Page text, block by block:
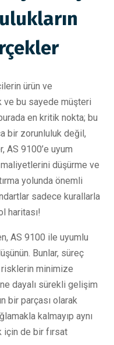
ürün ve
ve bu sayede müşteri
en kritik nokta; bu
bir zorunluluk değil,
AS 9100’e uyum
düşürme ve
yolunda önemli
sadece kurallarla
haritası!
AS 9100 ile uyumlu
Bunlar, süreç
minimize
dayalı sürekli gelişim
bir parçası olarak
kalmayıp aynı
için de bir fırsat